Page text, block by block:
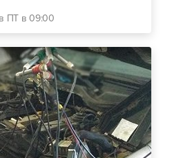
ПТ в 09:00